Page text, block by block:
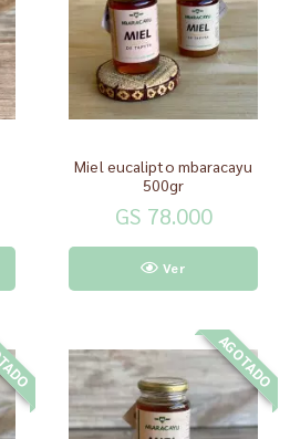
Miel eucalipto mbaracayu
500gr
GS 78.000
Ver
AGOTADO